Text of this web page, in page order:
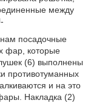
между
посадочные
фар, которые
(6) выполнены
противотуманных
и на это
Накладка (2)